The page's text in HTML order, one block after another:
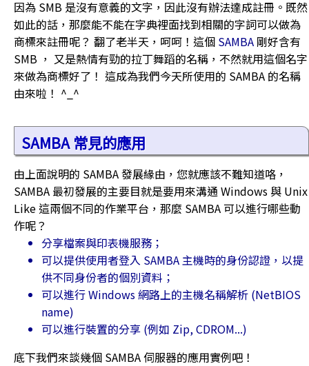
因為 SMB 是沒有意義的文字，因此沒有辦法達成註冊。既然
如此的話，那麼能不能在字典裡面找到相關的字詞可以做為
商標來註冊呢？ 翻了老半天，呵呵！這個 SAMBA 剛好含有
SMB ， 又是熱情有勁的拉丁舞蹈的名稱，不然就用這個名字
來做為商標好了！ 這成為我們今天所使用的 SAMBA 的名稱
由來啦！ ^_^
SAMBA 常見的應用
由上面說明的 SAMBA 發展緣由，您就應該不難知道咯，
SAMBA 最初發展的主要目就是要用來溝通 Windows 與 Unix
Like 這兩個不同的作業平台，那麼 SAMBA 可以進行哪些動
作呢？
分享檔案與印表機服務；
可以提供使用者登入 SAMBA 主機時的身份認證，以提
供不同身份者的個別資料；
可以進行 Windows 網路上的主機名稱解析 (NetBIOS
name)
可以進行裝置的分享 (例如 Zip, CDROM...)
底下我們來談幾個 SAMBA 伺服器的應用實例吧！